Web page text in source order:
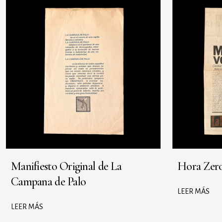
Manifiesto Original de La
Campana de Palo
LEER MÁS
Hora
LEER MÁS